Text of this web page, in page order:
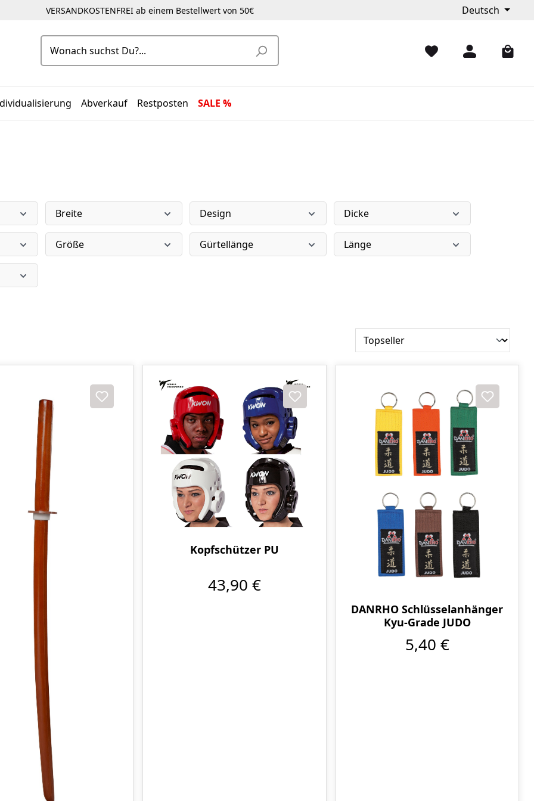
VERSANDKOSTENFREI ab einem Bestellwert von 50€ Deutsch
Abverkauf Restposten SALE %
Breite Design Dicke
Größe Gürtellänge Länge
Kopfschützer PU
43,90 €
DANRHO Schlüsselanhänger
Kyu-Grade JUDO
5,40 €